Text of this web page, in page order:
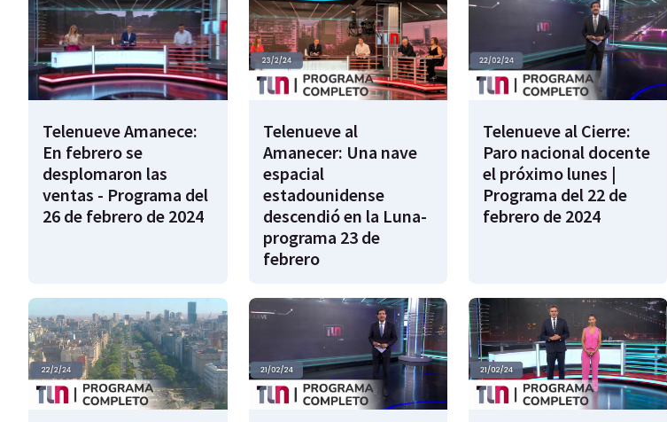
Telenueve Amanece:
En febrero se
desplomaron las
ventas - Programa del
26 de febrero de 2024
Telenueve al
Amanecer: Una nave
espacial
estadounidense
descendió en la Luna-
programa 23 de
febrero
Telenueve al Cierre:
Paro nacional docente
el próximo lunes |
Programa del 22 de
febrero de 2024